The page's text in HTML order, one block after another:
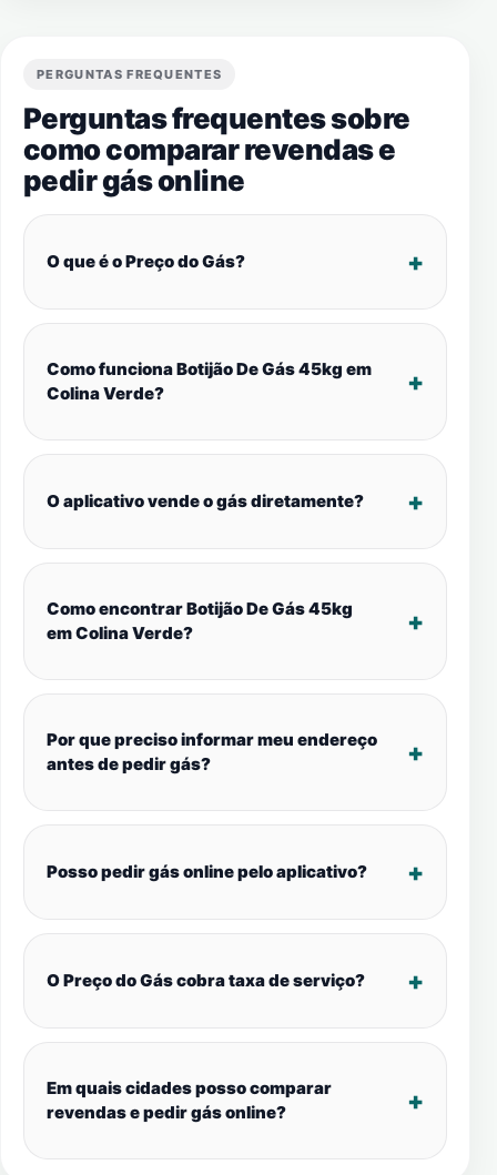
PERGUNTAS FREQUENTES
Perguntas frequentes sobre
como comparar revendas e
pedir gás online
O que é o Preço do Gás?
Como funciona Botijão De Gás 45kg em
Colina Verde?
O aplicativo vende o gás diretamente?
Como encontrar Botijão De Gás 45kg
em Colina Verde?
Por que preciso informar meu endereço
antes de pedir gás?
Posso pedir gás online pelo aplicativo?
O Preço do Gás cobra taxa de serviço?
Em quais cidades posso comparar
revendas e pedir gás online?